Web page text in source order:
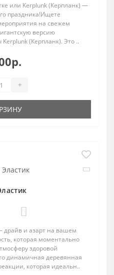
или Kerplunk (Керпланк) —
праздника!Ищете
на свежем
версию
(Керпланк). Это ..
+
драйв и азарт на вашем
которая моментально
здоровой
динамичная деревянная
которая идеальн..